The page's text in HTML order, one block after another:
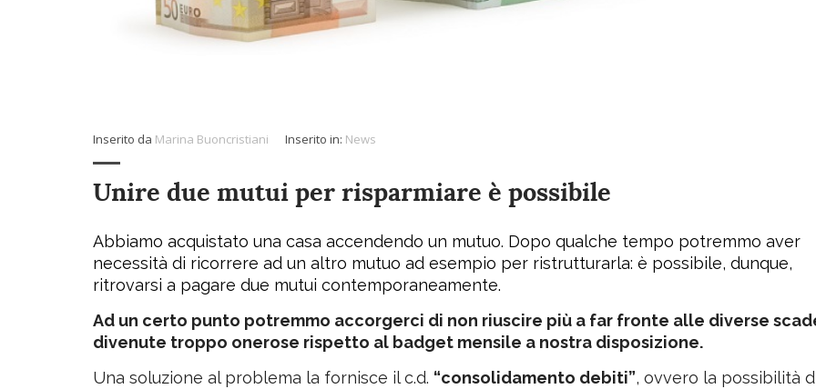
Inserito da Marina Buoncristiani Inserito in: News
Unire due mutui per risparmiare è possibile
Abbiamo acquistato una casa accendendo un mutuo. Dopo qualche tempo potremmo aver
necessità di ricorrere ad un altro mutuo ad esempio per ristrutturarla: è possibile, dunque,
ritrovarsi a pagare due mutui contemporaneamente.
Ad un certo punto potremmo accorgerci di non riuscire più a far fronte alle diverse
divenute troppo onerose rispetto al badget mensile a nostra disposizione.
Una soluzione al problema la fornisce il c.d. “consolidamento debiti”, ovvero la possibilità